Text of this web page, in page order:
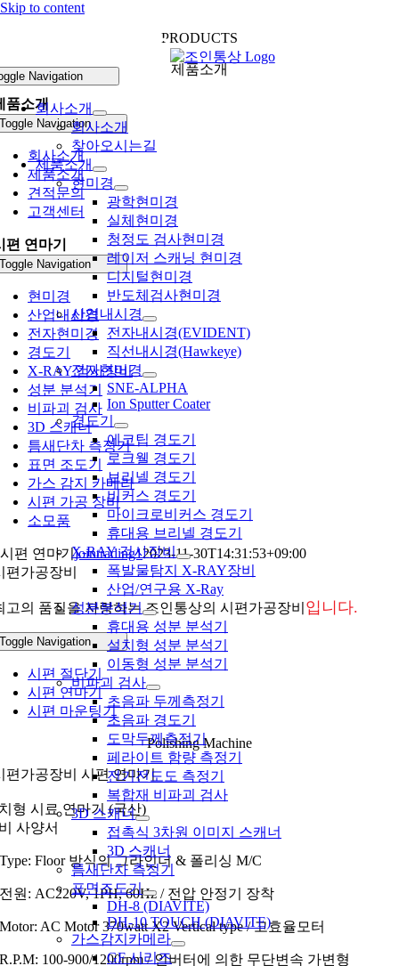
Skip to content
Navigation
회사소개
회사소개
찾아오시는길
제품소개
현미경
광학현미경
실체현미경
청정도 검사현미경
레이저 스캐닝 현미경
디지털현미경
반도체검사현미경
산업내시경
전자내시경(EVIDENT)
직선내시경(Hawkeye)
전자현미경
SNE-ALPHA
Ion Sputter Coater
경도기
에코팁 경도기
로크웰 경도기
브리넬 경도기
비커스 경도기
마이크로비커스 경도기
휴대용 브리넬 경도기
X-RAY 검사장비
폭발물탐지 X-RAY장비
산업/연구용 X-Ray
성분분석기
휴대용 성분 분석기
설치형 성분 분석기
이동형 성분 분석기
비파괴 검사
초음파 두께측정기
초음파 경도기
도막두께측정기
페라이트 함량 측정기
전기전도도 측정기
복합재 비파괴 검사
3D 스캐너
접촉식 3차원 이미지 스캐너
3D 스캐너
틈새단차 측정기
표면조도기
DH-8 (DIAVITE)
DH-10 TOUCH (DIAVITE)
가스감지카메라
GF 시리즈
PRODUCTS
제품소개
품소개
Toggle Navigation
회사소개
제품소개
견적문의
고객센터
편 연마기
Toggle Navigation
현미경
산업내시경
전자현미경
경도기
X-RAY 검사장비
성분 분석기
비파괴 검사
3D 스캐너
틈새단차 측정기
표면 조도기
가스 감지 카메라
시편 가공 장비
소모품
시편 연마기jointrading12023-11-30T14:31:53+09:00
편가공장비
고의 품질을 자랑하는 조인통상의 시편가공장비 입니다.
Toggle Navigation
시편 절단기
시편 연마기
시편 마운팅기
Polishing Machine
편가공장비 시편 연마기
형 시료 연마기 (국산)
사양서
Floor 방식의 그라인더 & 폴리싱 M/C
원: AC220V, 1PH, 60Hz / 전압 안정기 장착
AC Motor 370watt X2 Vertical type / 고효율모터
100-900/1200rpm / 인버터에 의한 무단변속 가변형